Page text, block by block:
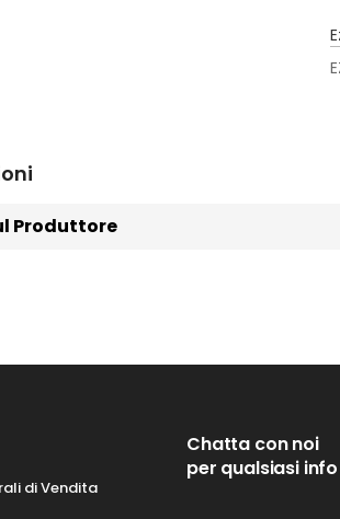
Produttore
di Vendita
Chatta con noi
per qualsiasi info